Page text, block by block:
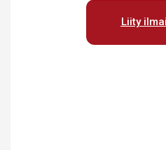
Liity